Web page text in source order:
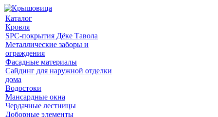
Каталог
Кровля
SPC-покрытия Дёке Тавола
Металлические заборы и
ограждения
Фасадные материалы
Сайдинг для наружной отделки
дома
Водостоки
Мансардные окна
Чердачные лестницы
Доборные элементы